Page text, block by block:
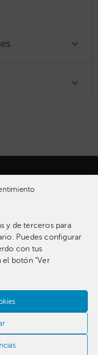
y de terceros para
Puedes configurar
con tus
botón “Ver
obras entre pinturas,
dibujos e instalaciones
nosotros​